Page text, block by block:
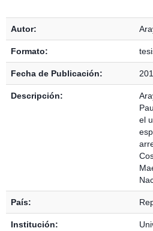
Autor:
Formato:
Fecha de Publicación:
Descripción:
el
País:
Institución: